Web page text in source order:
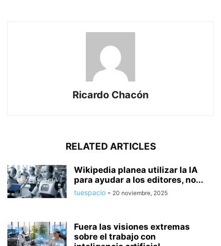
Ricardo Chacón
RELATED ARTICLES
Wikipedia planea utilizar la IA
para ayudar a los editores, no...
tuespacio - 20 noviembre, 2025
Fuera las visiones extremas
sobre el trabajo con